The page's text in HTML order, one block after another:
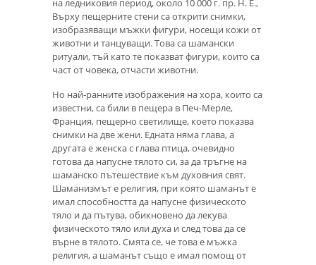
на ледниковия период, около 10 000 г. пр. Н. Е.,
Върху пещерните стени са открити снимки,
изобразяващи мъжки фигури, носещи кожи от
животни и танцуващи. Това са шамански
ритуали, тъй като те показват фигури, които са
част от човека, отчасти животни.
Но най-ранните изображения на хора, които са
известни, са били в пещера в Печ-Мерле,
Франция, пещерно светилище, което показва
снимки на две жени. Едната няма глава, а
другата е женска с глава птица, очевидно
готова да напусне тялото си, за да тръгне на
шаманско пътешествие към духовния свят.
Шаманизмът е религия, при която шаманът е
имал способността да напусне физическото
тяло и да пътува, обикновено да лекува
физическото тяло или духа и след това да се
върне в тялото. Смята се, че това е мъжка
религия, а шаманът също е имал помощ от